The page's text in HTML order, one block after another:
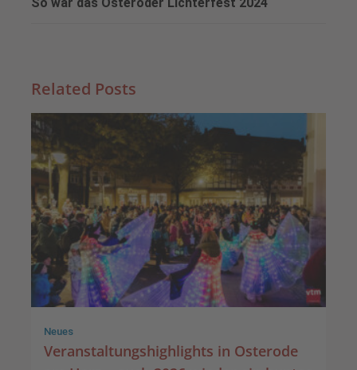
Related Posts
Neues
Veranstaltungshighlights in Osterode